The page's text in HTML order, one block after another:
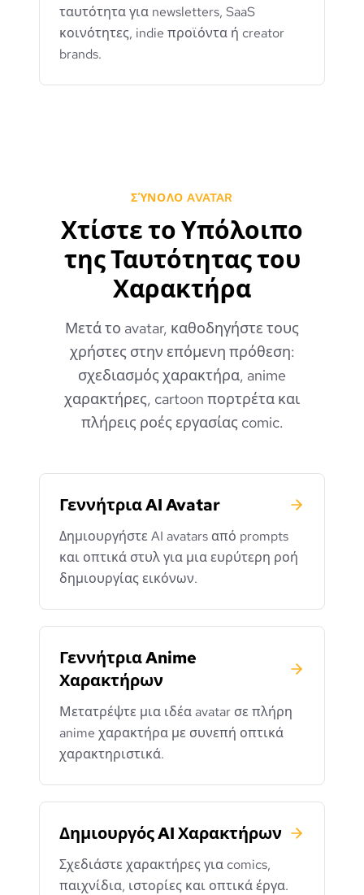
ταυτότητα για newsletters, SaaS
κοινότητες, indie προϊόντα ή creator
brands.
ΣΎΝΟΛΟ AVATAR
Χτίστε το Υπόλοιπο
της Ταυτότητας του
Χαρακτήρα
Μετά το avatar, καθοδηγήστε τους
χρήστες στην επόμενη πρόθεση:
σχεδιασμός χαρακτήρα, anime
χαρακτήρες, cartoon πορτρέτα και
πλήρεις ροές εργασίας comic.
Γεννήτρια AI Avatar
Δημιουργήστε AI avatars από prompts
και οπτικά στυλ για μια ευρύτερη ροή
δημιουργίας εικόνων.
Γεννήτρια Anime
Χαρακτήρων
Μετατρέψτε μια ιδέα avatar σε πλήρη
anime χαρακτήρα με συνεπή οπτικά
χαρακτηριστικά.
Δημιουργός AI Χαρακτήρων
Σχεδιάστε χαρακτήρες για comics,
παιχνίδια, ιστορίες και οπτικά έργα.